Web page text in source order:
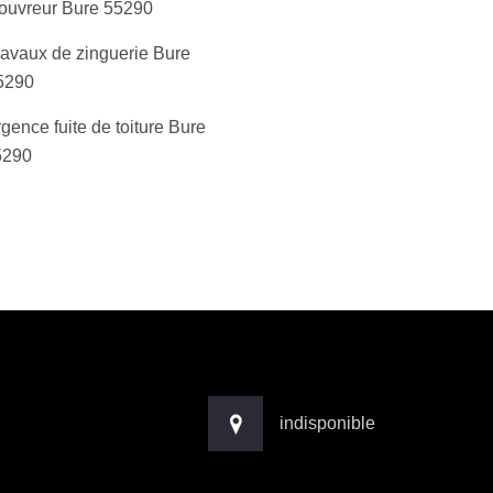
Bure 55290
de zinguerie Bure
fuite de toiture Bure
indisponible